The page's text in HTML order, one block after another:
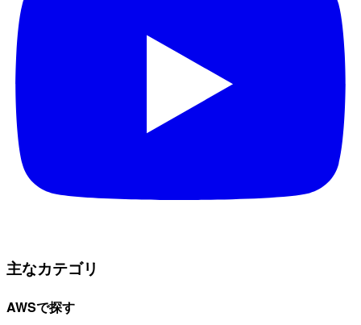
主なカテゴリ
AWSで探す